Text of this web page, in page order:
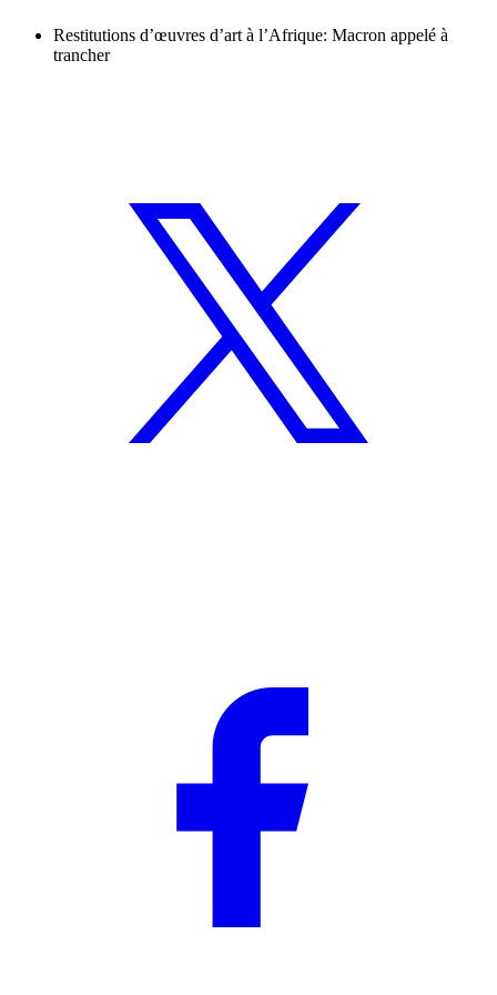
Restitutions d’œuvres d’art à l’Afrique: Macron appelé à
trancher